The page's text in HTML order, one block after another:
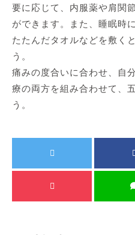
要に応じて、内服薬や肩関
ができます。また、睡眠時
たたんだタオルなどを敷く
う。
痛みの度合いに合わせ、自
療の両方を組み合わせて、
う。